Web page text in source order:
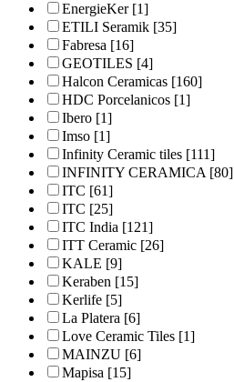
EnergieKer[1]
ETILI Seramik [35]
Fabresa [16]
GEOTILES [4]
Halcon Ceramicas [160]
HDC Porcelanicos [1]
Ibero [1]
Imso [1]
Infinity Ceramic tiles [111]
INFINITY CERAMICA[80]
ITC [61]
ITC [25]
ITC India [121]
ITT Ceramic [26]
KALE [9]
Keraben [15]
Kerlife [5]
La Platera [6]
Love Ceramic Tiles [1]
MAINZU [6]
Mapisa [15]